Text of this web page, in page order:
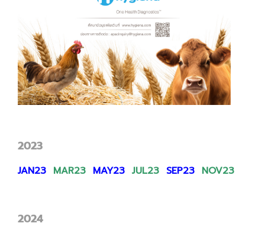
2023
JAN23 MAR23 MAY23 JUL23 SEP23 NOV23
2024